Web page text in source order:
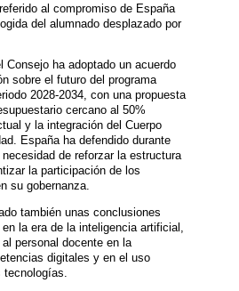
al compromiso de España
del alumnado desplazado por
Consejo ha adoptado un acuerdo
sobre el futuro del programa
2028-2034, con una propuesta
cercano al 50%
y la integración del Cuerpo
España ha defendido durante
de reforzar la estructura
la participación de los
su gobernanza.
también unas conclusiones
la era de la inteligencia artificial,
personal docente en la
digitales y en el uso
tecnologías.